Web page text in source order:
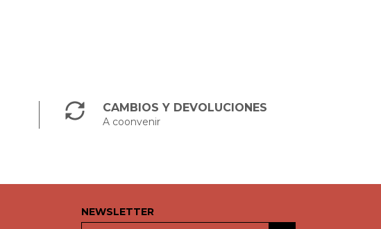
CAMBIOS Y DEVOLUCIONES
A coonvenir
NEWSLETTER